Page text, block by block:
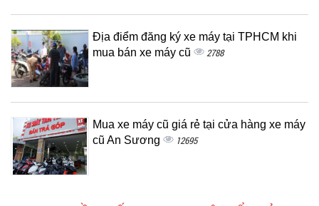
Địa điểm đăng ký xe máy tại TPHCM khi
mua bán xe máy cũ
2788
Mua xe máy cũ giá rẻ tại cửa hàng xe máy
cũ An Sương
12695